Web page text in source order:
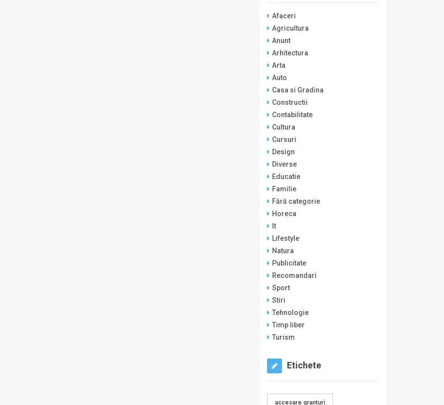
Afaceri
Agricultura
Anunt
Arhitectura
Arta
Auto
Casa si Gradina
Constructii
Contabilitate
Cultura
Cursuri
Design
Diverse
Educatie
Familie
Fără categorie
Horeca
It
Lifestyle
Natura
Publicitate
Recomandari
Sport
Stiri
Tehnologie
Timp liber
Turism
Etichete
accesare granturi